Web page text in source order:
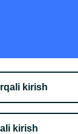
kirish​
kirish